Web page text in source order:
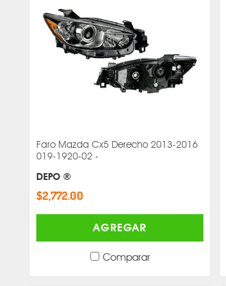
Faro Mazda Cx5 Derecho 2013-2016
019-1920-02 -
DEPO ®
$2,772.00
AGREGAR
Comparar